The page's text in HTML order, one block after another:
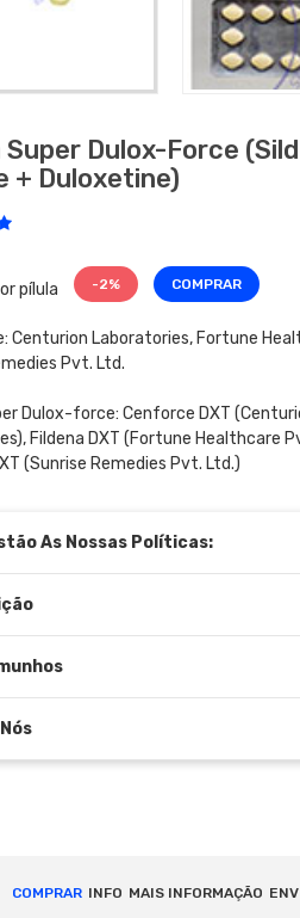
Super Dulox-Force
+ Duloxetine)
pílula -2% COMPRAR
Centurion Laboratories, Fortune
Pvt. Ltd.
Dulox-force: Cenforce DXT
Fildena DXT (Fortune Healthcare
(Sunrise Remedies Pvt. Ltd.)
As Nossas Políticas:
COMPRAR INFO MAIS INFORMAÇÃO